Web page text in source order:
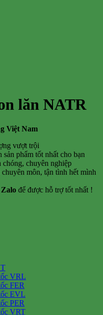
lăn NATR
Việt Nam
vượt trội
phẩm tốt nhất cho bạn
chuyên nghiệp
môn, tận tình hết mình
Zalo để được hỗ trợ tốt nhất !
VRL
FER
EVL
PER
VRT